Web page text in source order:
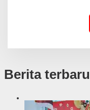
Berita terbaru